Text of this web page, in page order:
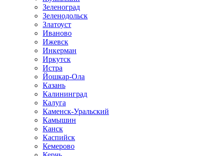
Зеленоград
Зеленодольск
Златоуст
Иваново
Ижевск
Инкерман
Иркутск
Истра
Йошкар-Ола
Казань
Калининград
Калуга
Каменск-Уральский
Камышин
Канск
Каспийск
Кемерово